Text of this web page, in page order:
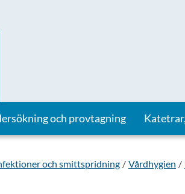
och provtagning
och smittspridning Vårdhygien